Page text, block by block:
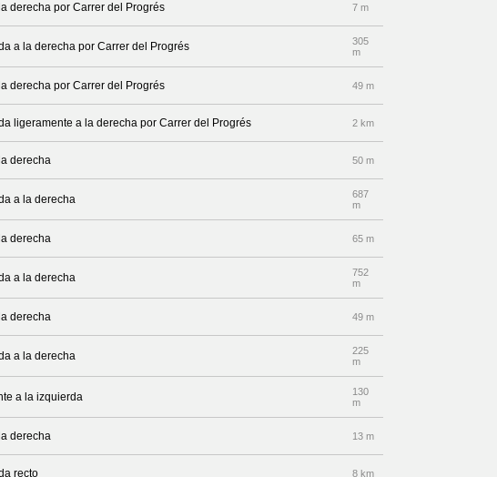
derecha por Carrer del Progrés 7 m
a la derecha por Carrer del Progrés
305
m
derecha por Carrer del Progrés 49 m
ligeramente a la derecha por Carrer del Progrés 2 km
derecha 50 m
a la derecha
687
m
derecha 65 m
a la derecha
752
m
derecha 49 m
a la derecha
225
m
a la izquierda
130
m
derecha 13 m
recto 8 km